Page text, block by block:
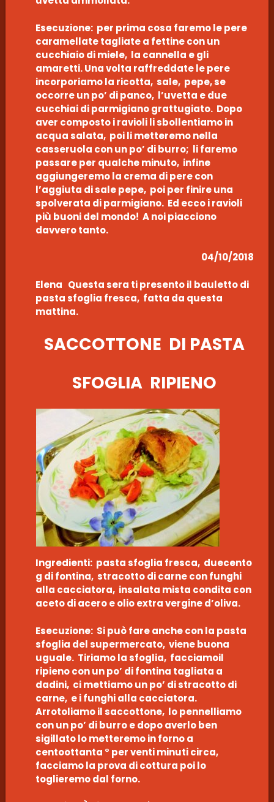
Esecuzione: per prima cosa faremo le pere
caramellate tagliate a fettine con un
cucchiaio di miele, la cannella e gli
amaretti. Una volta raffreddate le pere
incorporiamo la ricotta, sale, pepe, se
occorre un po’ di panco, l’uvetta e due
cucchiai di parmigiano grattugiato. Dopo
aver composto i ravioli li sbollentiamo in
acqua salata, poi li metteremo nella
casseruola con un po’ di burro; li faremo
passare per qualche minuto, infine
aggiungeremo la crema di pere con
l’aggiuta di sale pepe, poi per finire una
spolverata di parmigiano. Ed ecco i ravioli
più buoni del mondo! A noi piacciono
davvero tanto.
04/10/2018
Elena Questa sera ti presento il bauletto di
pasta sfoglia fresca, fatta da questa
mattina.
SACCOTTONE DI PASTA
SFOGLIA RIPIENO
Ingredienti: pasta sfoglia fresca, duecento
g di fontina, stracotto di carne con funghi
alla cacciatora, insalata mista condita con
aceto di acero e olio extra vergine d’oliva.
Esecuzione: Si può fare anche con la pasta
sfoglia del supermercato, viene buona
uguale. Tiriamo la sfoglia, facciamoil
ripieno con un po’ di fontina tagliata a
dadini, ci mettiamo un po’ di stracotto di
carne, e i funghi alla cacciatora.
Arrotoliamo il saccottone, lo pennelliamo
con un po’ di burro e dopo averlo ben
sigillato lo metteremo in forno a
centoottanta ° per venti minuti circa,
facciamo la prova di cottura poi lo
toglieremo dal forno.